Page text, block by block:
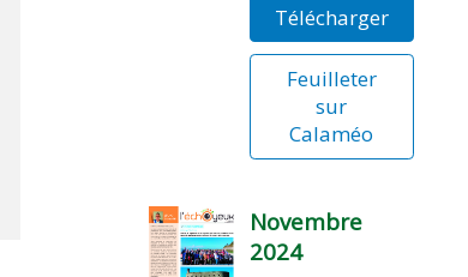
Télécharger
Feuilleter
sur
Calaméo
Novembre
2024